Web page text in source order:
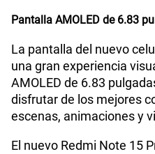
Reconocimiento Facial
Lector de Huella
Pantalla AMOLED de 6.83
La pantalla del nuevo
una gran experiencia
AMOLED de 6.83
disfrutar de los mejores
escenas, animaciones y
El nuevo Redmi Note 15